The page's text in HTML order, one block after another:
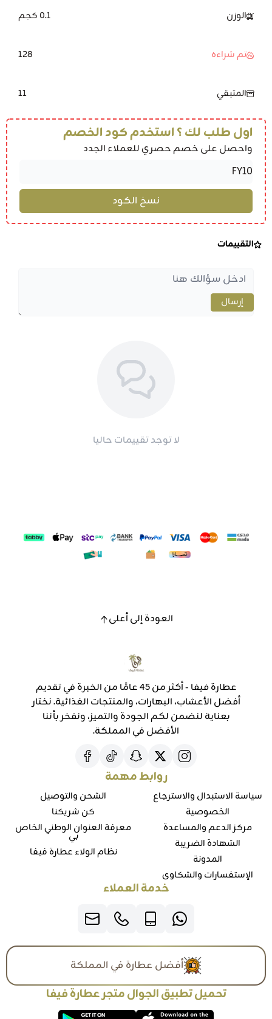
الوزن 0.1 كجم
تم شراءه 128
المتبقي 11
اول طلب لك ؟ استخدم كود الخصم
واحصل على خصم حصري للعملاء الجدد
التقييمات
إرسال
لا توجد تقييمات حاليا
العودة إلى أعلى
عطارة فيفا - أكثر من 45 عامًا من الخبرة في تقديم
أفضل الأعشاب، البهارات، والمنتجات الغذائية. نختار
بعناية لنضمن لكم الجودة والتميز، ونفخر بأننا
الأفضل في المملكة.
روابط مهمة
سياسة الاستبدال والاسترجاع
الخصوصية
مركز الدعم والمساعدة
الشهادة الضريبة
المدونة
الإستفسارات والشكاوي
الشحن والتوصيل
كن شريكنا
معرفة العنوان الوطني الخاص
بي
نظام الولاء عطارة فيفا
خدمة العملاء
أفضل عطارة في المملكة
تحميل تطبيق الجوال متجر عطارة فيفا